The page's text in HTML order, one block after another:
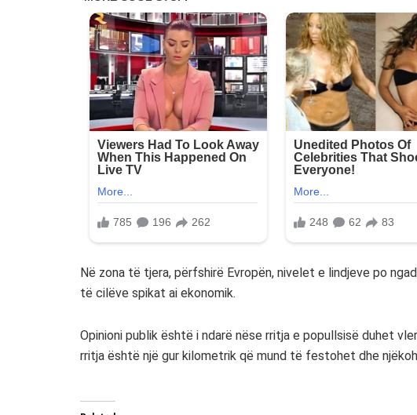
Në zona të tjera, përfshirë Evropën, nivelet e lindjeve po
të cilëve spikat ai ekonomik.
Opinioni publik është i ndarë nëse rritja e popullsisë duhet
rritja është një gur kilometrik që mund të festohet dhe